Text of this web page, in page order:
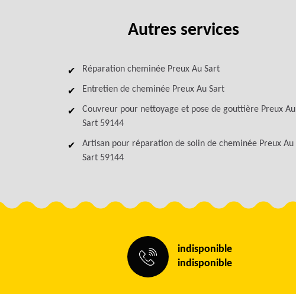
Autres services
Réparation cheminée Preux Au Sart
Entretien de cheminée Preux Au Sart
Couvreur pour nettoyage et pose de gouttière Preux Au
Sart 59144
Artisan pour réparation de solin de cheminée Preux Au
Sart 59144
indisponible
indisponible